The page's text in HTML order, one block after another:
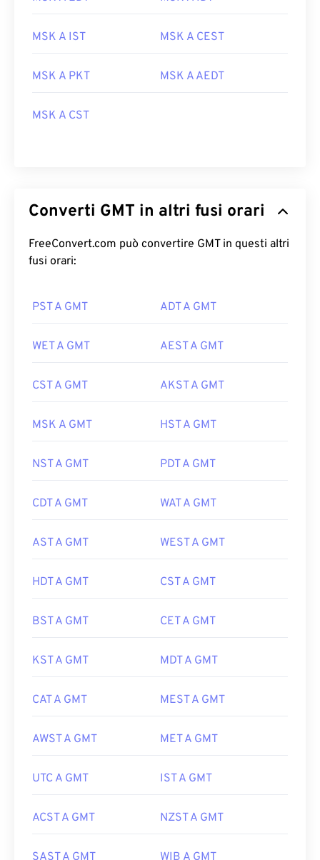
MSK A IST MSK A CEST
MSK A PKT MSK A AEDT
MSK A CST
Converti GMT in altri fusi orari
FreeConvert.com può convertire GMT in questi altri
fusi orari:
PST A GMT ADT A GMT
WET A GMT AEST A GMT
CST A GMT AKST A GMT
MSK A GMT HST A GMT
NST A GMT PDT A GMT
CDT A GMT WAT A GMT
AST A GMT WEST A GMT
HDT A GMT CST A GMT
BST A GMT CET A GMT
KST A GMT MDT A GMT
CAT A GMT MEST A GMT
AWST A GMT MET A GMT
UTC A GMT IST A GMT
ACST A GMT NZST A GMT
SAST A GMT WIB A GMT